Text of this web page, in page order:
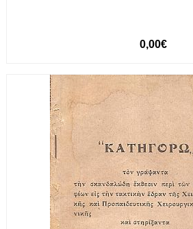
0,00€